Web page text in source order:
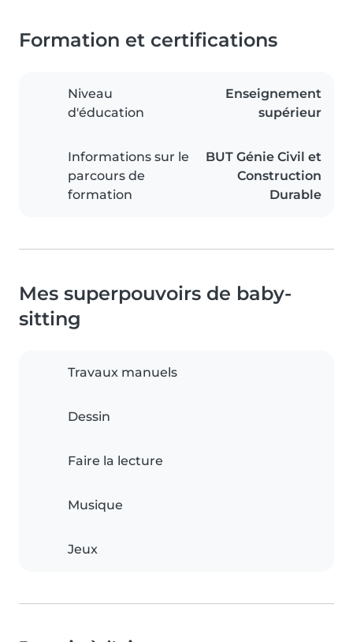
Formation et certifications
Niveau
d'éducation
Enseignement
supérieur
Informations sur le
parcours de
formation
BUT Génie Civil et
Construction
Durable
Mes superpouvoirs de baby-
sitting
Travaux manuels
Dessin
Faire la lecture
Musique
Jeux